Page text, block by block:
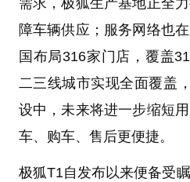
需求，极狐生产基地正全
障车辆供应；服务网络也
国布局316家门店，覆盖
二三线城市实现全面覆盖
设中，未来将进一步缩短
车、购车、售后更便捷。
极狐T1自发布以来便备受